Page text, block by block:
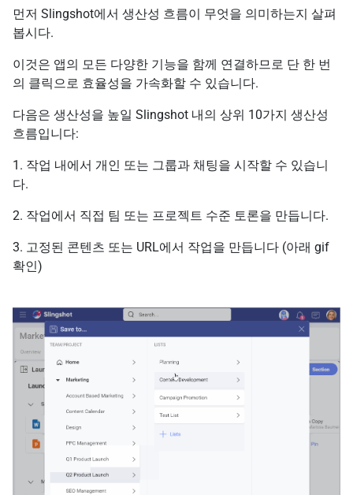
먼저 Slingshot에서 생산성 흐름이 무엇을 의미하는지 살펴
봅시다.
이것은 앱의 모든 다양한 기능을 함께 연결하므로 단 한 번
의 클릭으로 효율성을 가속화할 수 있습니다.
다음은 생산성을 높일 Slingshot 내의 상위 10가지 생산성
흐름입니다:
1. 작업 내에서 개인 또는 그룹과 채팅을 시작할 수 있습니
다.
2. 작업에서 직접 팀 또는 프로젝트 수준 토론을 만듭니다.
3. 고정된 콘텐츠 또는 URL에서 작업을 만듭니다 (아래 gif
확인)